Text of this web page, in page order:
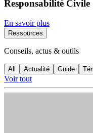
Responsabilité
En savoir plus
Ressources
Conseils, actus & outils
All Actualité Guide
Voir tout